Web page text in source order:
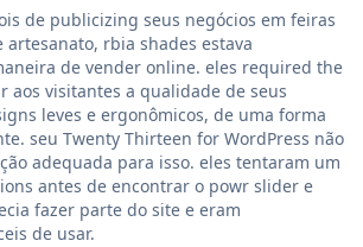
de publicizing seus negócios em feiras
artesanato, rbia shades estava
de vender online. eles required the
aos visitantes a qualidade de seus
leves e ergonômicos, de uma forma
seu Twenty Thirteen for WordPress não
adequada para isso. eles tentaram um
antes de encontrar o powr slider e
fazer parte do site e eram
de usar.